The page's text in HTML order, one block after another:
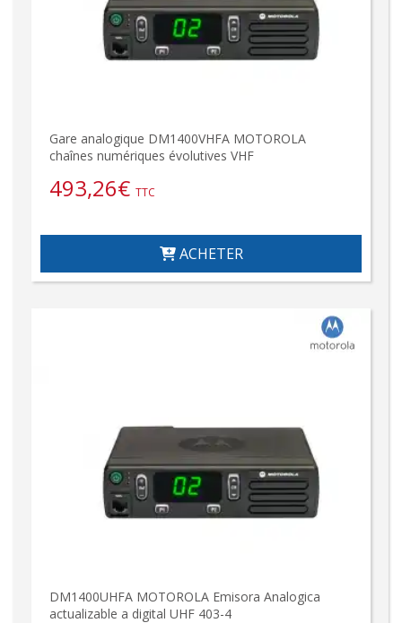
Gare analogique DM1400VHFA MOTOROLA
chaînes numériques évolutives VHF
493,26€ TTC
ACHETER
DM1400UHFA MOTOROLA Emisora Analogica
actualizable a digital UHF 403-4